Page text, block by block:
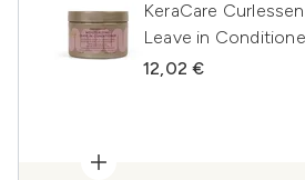
KeraCare
Leave in
12,02 €